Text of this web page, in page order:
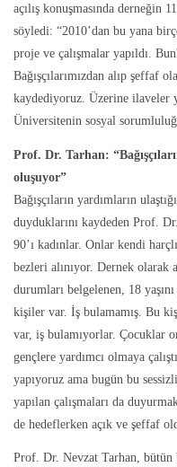
açılış konuşmasında derneğin
söyledi: “2010’dan bu yana
proje ve çalışmalar yapıldı.
Bağışçılarımızdan alıp şeffaf
kaydediyoruz. Üzerine ilaveler
Üniversitenin sosyal
Prof. Dr. Tarhan:
oluşuyor”
Bağışçıların yardımların
duyduklarını kaydeden Prof.
90’ı kadınlar. Onlar kendi
bezleri alınıyor. Dernek olarak
durumları belgelenen, 18
kişiler var. İş bulamamış. Bu
var, iş bulamıyorlar. Çocuklar
gençlere yardımcı olmaya
yapıyoruz ama bugün bu
yapılan çalışmaları da
de hedeflerken açık ve şeffaf
Prof. Dr. Nevzat Tarhan, bütün